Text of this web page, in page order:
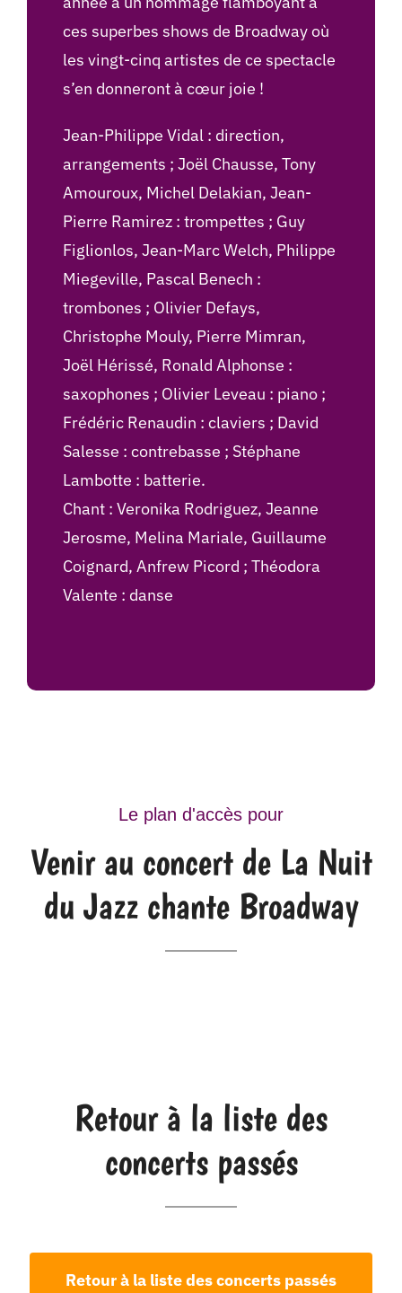
ces superbes shows de Broadway où
les vingt-cinq artistes de ce spectacle
s’en donneront à cœur joie !
Jean-Philippe Vidal : direction,
arrangements ; Joël Chausse, Tony
Amouroux, Michel Delakian, Jean-
Pierre Ramirez : trompettes ; Guy
Figlionlos, Jean-Marc Welch, Philippe
Miegeville, Pascal Benech :
trombones ; Olivier Defays,
Christophe Mouly, Pierre Mimran,
Joël Hérissé, Ronald Alphonse :
saxophones ; Olivier Leveau : piano ;
Frédéric Renaudin : claviers ; David
Salesse : contrebasse ; Stéphane
Lambotte : batterie.
Chant : Veronika Rodriguez, Jeanne
Jerosme, Melina Mariale, Guillaume
Coignard, Anfrew Picord ; Théodora
Valente : danse
Le plan d'accès pour
Venir au concert de La Nuit
du Jazz chante Broadway
Retour à la liste des
concerts passés
Retour à la liste des concerts passés